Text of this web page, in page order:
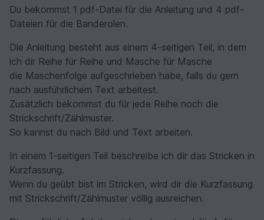
Du bekommst 1 pdf-Datei für die Anleitung und 4 pdf-
Dateien für die Banderolen.
Die Anleitung besteht aus einem 4-seitigen Teil, in dem
ich dir Reihe für Reihe und Masche für Masche
die Maschenfolge aufgeschrieben habe, falls du gern
nach ausführlichem Text arbeitest.
Zusätzlich bekommst du für jede Reihe noch die
Strickschrift/Zählmuster.
So kannst du nach Bild und Text arbeiten.
In einem 1-seitigen Teil beschreibe ich dir das Stricken in
Kurzfassung.
Wenn du geübt bist im Stricken, wird dir die Kurzfassung
mit Strickschrift/Zählmuster völlig ausreichen.